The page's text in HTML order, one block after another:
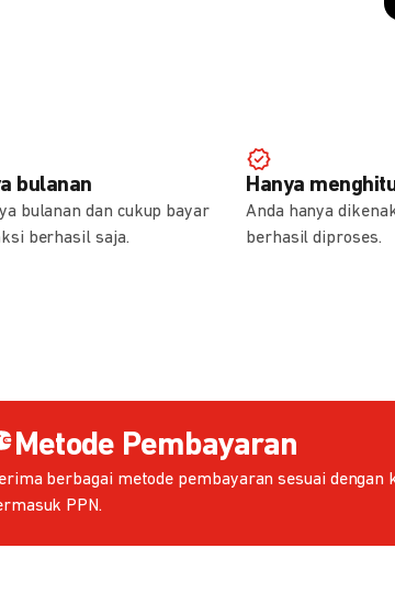
bulanan
bulanan dan cukup bayar
berhasil saja.
Hanya
Anda hanya
berhasil diproses.
Metode Pembayaran
berbagai metode pembayaran sesuai dengan
PPN.